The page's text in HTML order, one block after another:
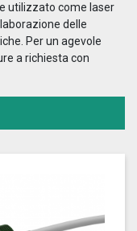
utilizzato come laser
delle
Per un agevole
a richiesta con